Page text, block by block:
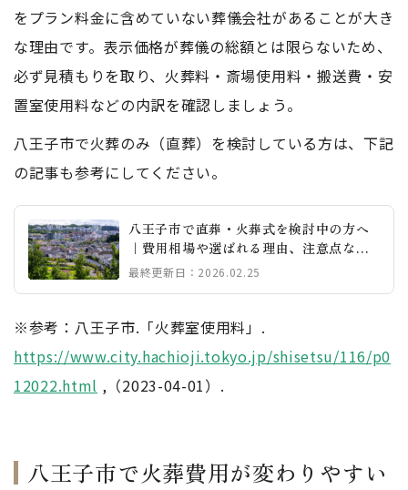
をプラン料金に含めていない葬儀会社があることが大き
な理由です。表示価格が葬儀の総額とは限らないため、
必ず見積もりを取り、火葬料・斎場使用料・搬送費・安
置室使用料などの内訳を確認しましょう。
八王子市で火葬のみ（直葬）を検討している方は、下記
の記事も参考にしてください。
八王子市で直葬・火葬式を検討中の方へ
｜費用相場や選ばれる理由、注意点など
解説
最終更新日：2026.02.25
※参考：八王子市.「火葬室使用料」.
https://www.city.hachioji.tokyo.jp/shisetsu/116/p0
12022.html ,（2023-04-01）.
八王子市で火葬費用が変わりやすい